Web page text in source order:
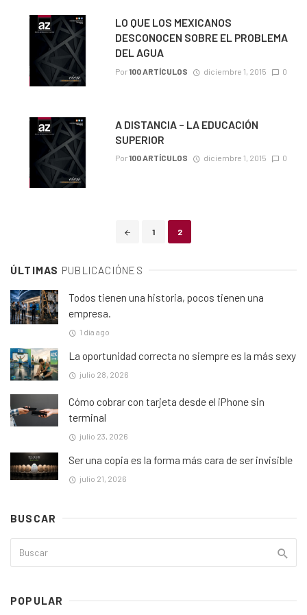
LO QUE LOS MEXICANOS
DESCONOCEN SOBRE EL PROBLEMA
DEL AGUA
Por100 ARTÍCULOS diciembre 1, 2015 0
A DISTANCIA – LA EDUCACIÓN
SUPERIOR
Por100 ARTÍCULOS diciembre 1, 2015 0
1 2
ÚLTIMAS PUBLICACIÓNES
Todos tienen una historia, pocos tienen una
empresa.
1 día ago
La oportunidad correcta no siempre es la más sexy
julio 28, 2026
Cómo cobrar con tarjeta desde el iPhone sin
terminal
julio 23, 2026
Ser una copia es la forma más cara de ser invisible
julio 21, 2026
BUSCAR
POPULAR